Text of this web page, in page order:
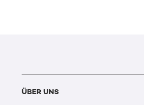
ÜBER UNS